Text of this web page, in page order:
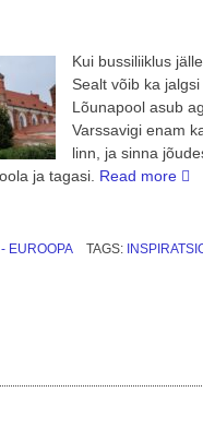
Kui bussiliiklus
Sealt võib ka
Lõunapool asub
Varssavigi enam
linn, ja sinna
ja tagasi. Read more
EUROOPA TAGS: